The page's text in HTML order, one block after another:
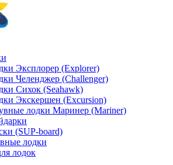
Эксплорер (Explorer)
Челенджер (Challenger)
Сихок (Seahawk)
Экскершен (Excursion)
лодки Маринер (Mariner)
(SUP-board)
лодки
лодок